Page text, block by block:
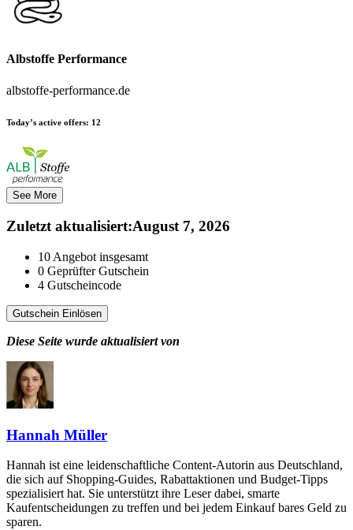
Albstoffe Performance
albstoffe-performance.de
Today’s active offers: 12
See More
Zuletzt aktualisiert:August 7, 2026
10 Angebot insgesamt
0 Geprüfter Gutschein
4 Gutscheincode
Gutschein Einlösen
Diese Seite wurde aktualisiert von
Hannah Müller
Hannah ist eine leidenschaftliche Content-Autorin aus Deutschland,
die sich auf Shopping-Guides, Rabattaktionen und Budget-Tipps
spezialisiert hat. Sie unterstützt ihre Leser dabei, smarte
Kaufentscheidungen zu treffen und bei jedem Einkauf bares Geld zu
sparen.